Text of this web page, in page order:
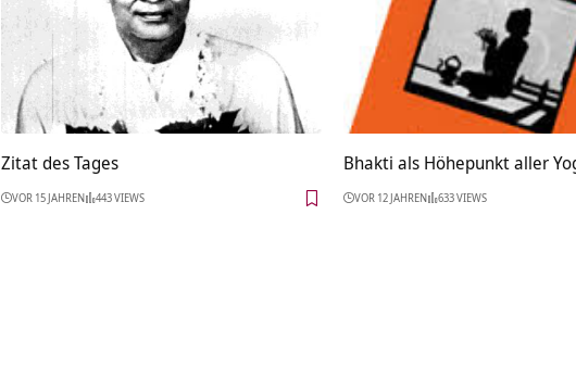
Zitat des Tages
VOR 15 JAHREN 443 VIEWS
Bhakti als Höhepunkt aller
VOR 12 JAHREN 633 VIEWS